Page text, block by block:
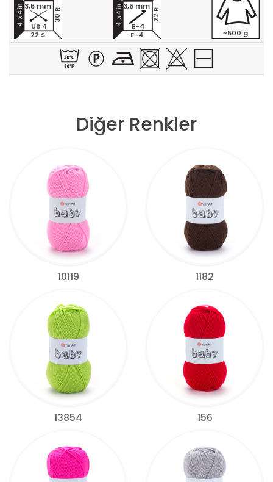
22 S
30 R
3,5 mm
US 4
E-4
22 R
3,5 mm
E-4
~500 g
Diğer Renkler
10119 1182
13854 156